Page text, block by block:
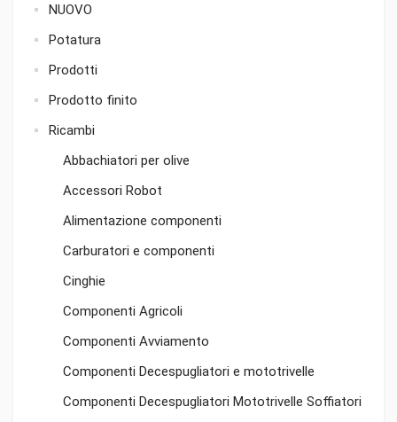
NUOVO
Potatura
Prodotti
Prodotto finito
Ricambi
Abbachiatori per olive
Accessori Robot
Alimentazione componenti
Carburatori e componenti
Cinghie
Componenti Agricoli
Componenti Avviamento
Componenti Decespugliatori e mototrivelle
Componenti Decespugliatori Mototrivelle Soffiatori